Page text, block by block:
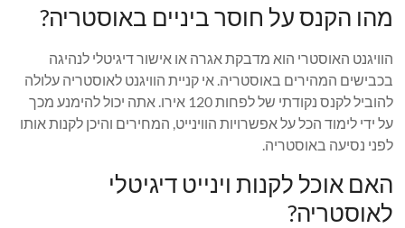
מהו הקנס על חוסר ביניים באוסטריה?
הוויגנט האוסטרי הוא מדבקת אגרה או אישור דיגיטלי לנהיגה
בכבישים המהירים באוסטריה. אי קניית הוויגנט לאוסטריה עלולה
להוביל לקנס נקודתי של לפחות 120 אירו. אתה יכול להימנע מכך
על ידי לימוד הכל על אפשרויות הווינייט, המחירים והיכן לקנות אותו
לפני נסיעה באוסטריה.
האם אוכל לקנות וינייט דיגיטלי
לאוסטריה?